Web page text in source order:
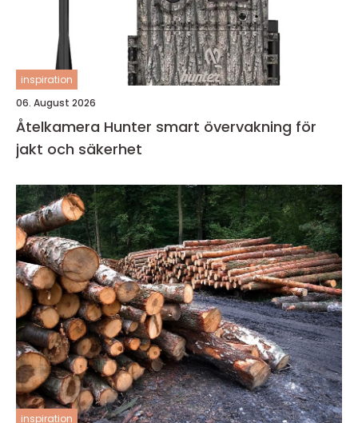
inspiration
06. August 2026
Åtelkamera Hunter smart övervakning för
jakt och säkerhet
inspiration